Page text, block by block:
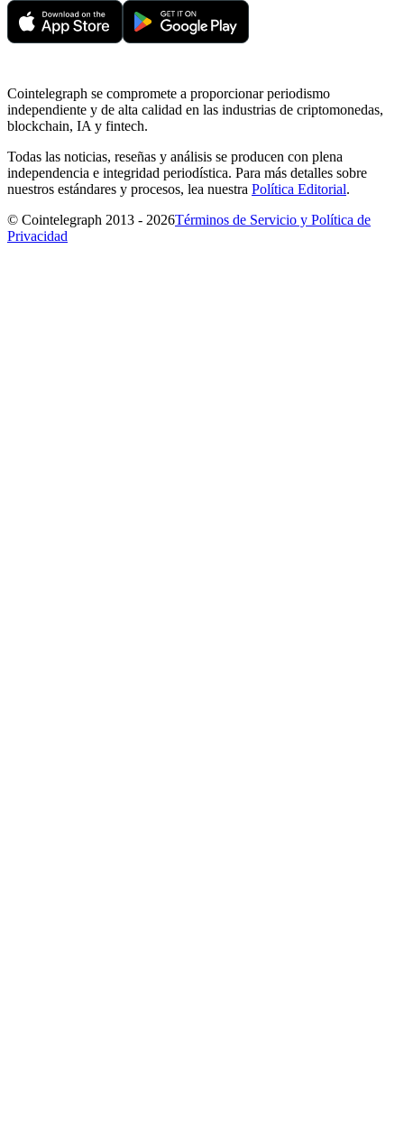
Cointelegraph se compromete a proporcionar periodismo
independiente y de alta calidad en las industrias de criptomonedas,
blockchain, IA y fintech.
Todas las noticias, reseñas y análisis se producen con plena
independencia e integridad periodística. Para más detalles sobre
nuestros estándares y procesos, lea nuestra Política Editorial.
© Cointelegraph 2013 - 2026Términos de Servicio y Política de
Privacidad